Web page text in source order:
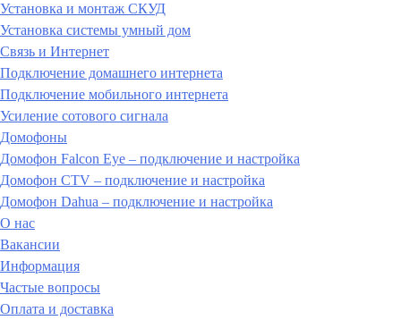
Установка и монтаж СКУД
Установка системы умный дом
Связь и Интернет
Подключение домашнего интернета
Подключение мобильного интернета
Усиление сотового сигнала
Домофоны
Домофон Falcon Eye – подключение и настройка
Домофон CTV – подключение и настройка
Домофон Dahua – подключение и настройка
О нас
Вакансии
Информация
Частые вопросы
Оплата и доставка